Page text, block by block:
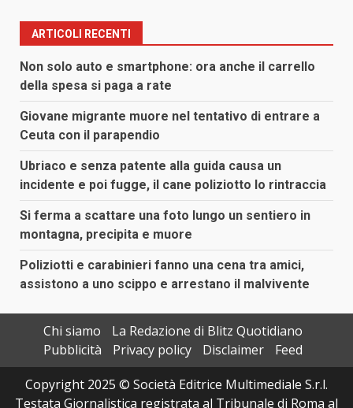
ARTICOLI RECENTI
Non solo auto e smartphone: ora anche il carrello
della spesa si paga a rate
Giovane migrante muore nel tentativo di entrare a
Ceuta con il parapendio
Ubriaco e senza patente alla guida causa un
incidente e poi fugge, il cane poliziotto lo rintraccia
Si ferma a scattare una foto lungo un sentiero in
montagna, precipita e muore
Poliziotti e carabinieri fanno una cena tra amici,
assistono a uno scippo e arrestano il malvivente
Chi siamo
La Redazione di Blitz Quotidiano
Pubblicità
Privacy policy Disclaimer
Feed
Copyright 2025 © Società Editrice Multimediale S.r.l.
Testata Giornalistica registrata al Tribunale di Roma al